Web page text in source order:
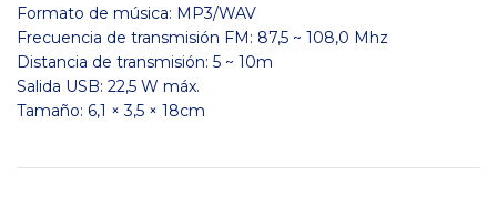
Formato de música: MP3/WAV
Frecuencia de transmisión FM: 87,5 ~ 108,0 Mhz
Distancia de transmisión: 5 ~ 10m
Salida USB: 22,5 W máx.
Tamaño: 6,1 × 3,5 × 18cm